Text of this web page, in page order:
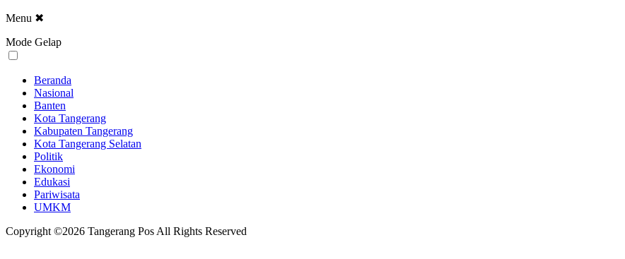
Menu ✖
Mode Gelap
Beranda
Nasional
Banten
Kota Tangerang
Kabupaten Tangerang
Kota Tangerang Selatan
Politik
Ekonomi
Edukasi
Pariwisata
UMKM
Copyright ©2026 Tangerang Pos All Rights Reserved